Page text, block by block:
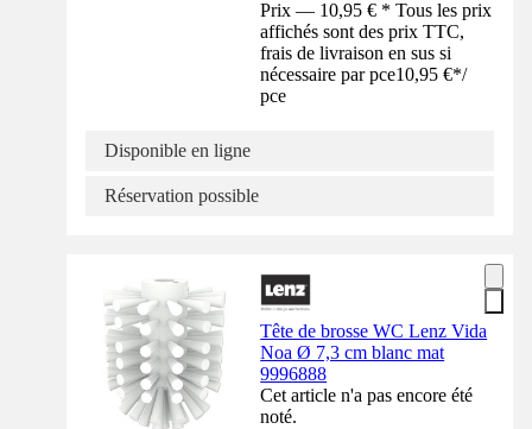
Prix — 10,95 € * Tous les prix
affichés sont des prix TTC,
frais de livraison en sus si
nécessaire par pce10,95 €*/
pce
Disponible en ligne
Réservation possible
Tête de brosse WC Lenz Vida
Noa Ø 7,3 cm blanc mat
9996888
Cet article n'a pas encore été
noté.